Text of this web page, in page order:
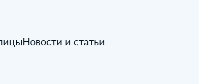
Новости и статьи